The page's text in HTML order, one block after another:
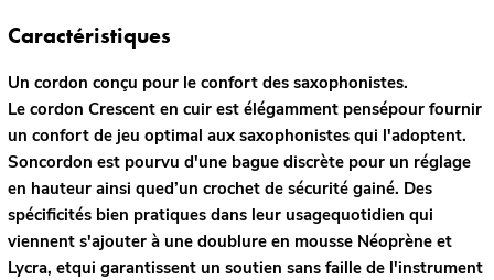
Caractéristiques
Un cordon conçu pour le confort des saxophonistes.
Le cordon Crescent en cuir est élégamment pensépour fournir
un confort de jeu optimal aux saxophonistes qui l'adoptent.
Soncordon est pourvu d'une bague discrète pour un réglage
en hauteur ainsi qued’un crochet de sécurité gainé. Des
spécificités bien pratiques dans leur usagequotidien qui
viennent s'ajouter à une doublure en mousse Néoprène et
Lycra, etqui garantissent un soutien sans faille de l'instrument